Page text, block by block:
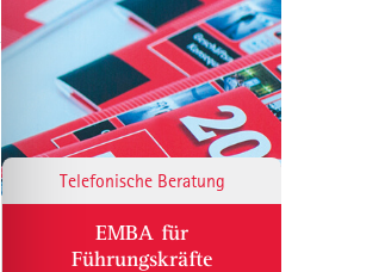
Telefonische Beratung
EMBA für
Führungskräfte